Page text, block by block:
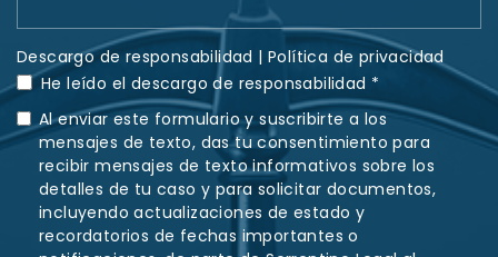
Descargo de responsabilidad |Política de privacidad
He leído el descargo de responsabilidad *
Al enviar este formulario y suscribirte a los
mensajes de texto, das tu consentimiento para
recibir mensajes de texto informativos sobre los
detalles de tu caso y para solicitar documentos,
incluyendo actualizaciones de estado y
recordatorios de fechas importantes o